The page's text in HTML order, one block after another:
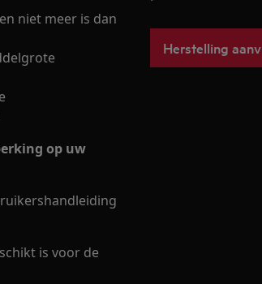
niet meer is dan
op uw
is voor de
Herstelling